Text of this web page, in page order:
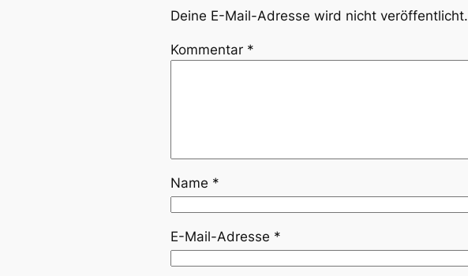
Deine E-Mail-Adresse wird nicht veröffentlicht.
Kommentar *
Name *
E-Mail-Adresse *